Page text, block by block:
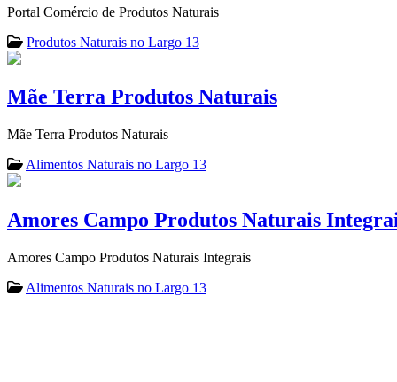
Portal Comércio de Produtos Naturais
Produtos Naturais no Largo 13
Mãe Terra Produtos Naturais
Mãe Terra Produtos Naturais
Alimentos Naturais no Largo 13
Amores Campo Produtos Naturais
Amores Campo Produtos Naturais Integrais
Alimentos Naturais no Largo 13